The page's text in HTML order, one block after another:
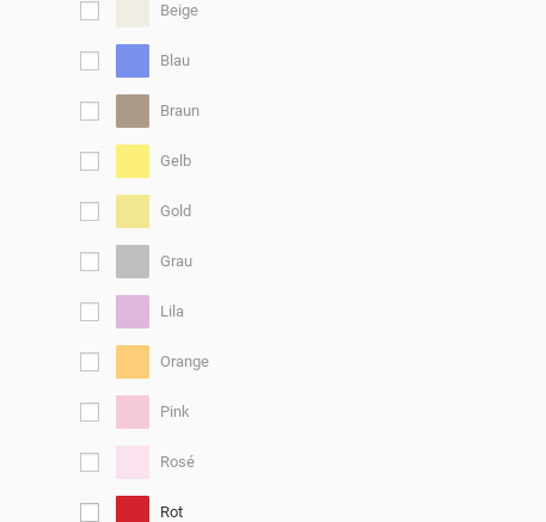
Beige
Blau
Braun
Gelb
Gold
Grau
Lila
Orange
Pink
Rosé
Rot